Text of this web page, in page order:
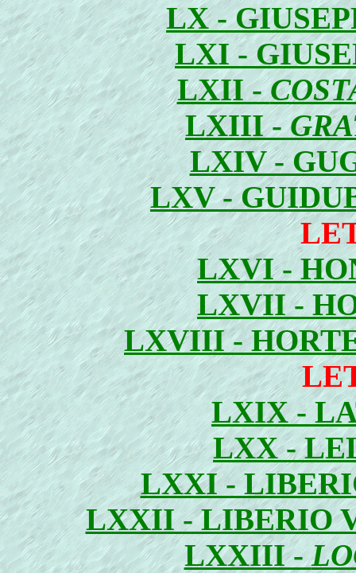
LX -
LXI -
LXII -
LXIII -
LXIV -
LXV -
LXVI -
LXVII -
LXVIII -
LXIX -
LXX -
LXXI -
LXXII - LIBERIO
LXXIII -